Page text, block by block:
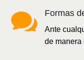
 Formas
Ante
de manera